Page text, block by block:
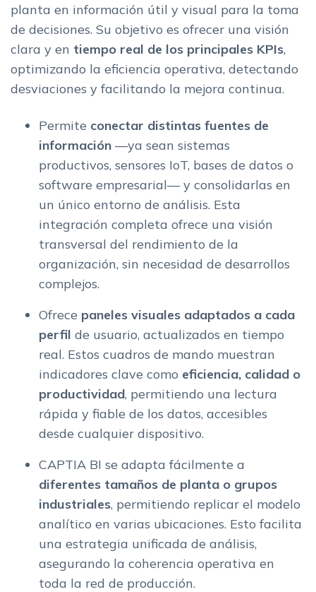
planta en información útil y visual para la toma
de decisiones. Su objetivo es ofrecer una visión
clara y en tiempo real de los principales KPIs,
optimizando la eficiencia operativa, detectando
desviaciones y facilitando la mejora continua.
Permite conectar distintas fuentes de
información —ya sean sistemas
productivos, sensores IoT, bases de datos o
software empresarial— y consolidarlas en
un único entorno de análisis. Esta
integración completa ofrece una visión
transversal del rendimiento de la
organización, sin necesidad de desarrollos
complejos.
Ofrece paneles visuales adaptados a cada
perfil de usuario, actualizados en tiempo
real. Estos cuadros de mando muestran
indicadores clave como eficiencia, calidad o
productividad, permitiendo una lectura
rápida y fiable de los datos, accesibles
desde cualquier dispositivo.
CAPTIA BI se adapta fácilmente a
diferentes tamaños de planta o grupos
industriales, permitiendo replicar el modelo
analítico en varias ubicaciones. Esto facilita
una estrategia unificada de análisis,
asegurando la coherencia operativa en
toda la red de producción.